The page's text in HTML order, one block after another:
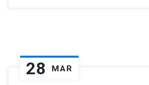
28 MAR